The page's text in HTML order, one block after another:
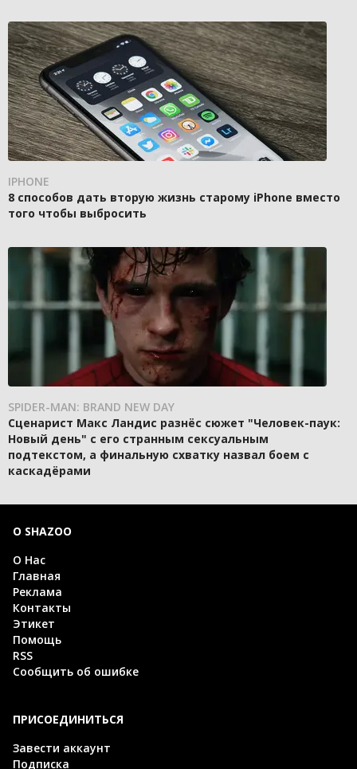
IPHONE
8 способов дать вторую жизнь старому iPhone вместо
того чтобы выбросить
SPIDER-MAN: BRAND NEW DAY
Сценарист Макс Ландис разнёс сюжет "Человек-паук:
Новый день" с его странным сексуальным
подтекстом, а финальную схватку назвал боем с
каскадёрами
О SHAZOO
О Нас
Главная
Реклама
Контакты
Этикет
Помощь
RSS
Сообщить об ошибке
ПРИСОЕДИНИТЬСЯ
Завести аккаунт
Подписка